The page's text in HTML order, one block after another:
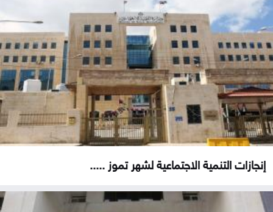
إنجازات التنمية الاجتماعية لشهر تموز .....